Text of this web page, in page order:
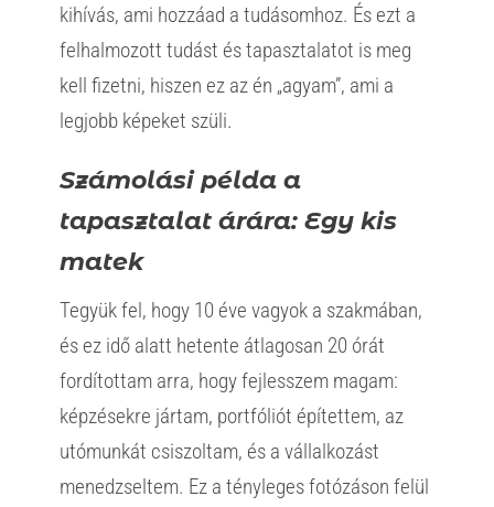
kihívás, ami hozzáad a tudásomhoz. És ezt a
felhalmozott tudást és tapasztalatot is meg
kell fizetni, hiszen ez az én „agyam”, ami a
legjobb képeket szüli.
Számolási példa a
tapasztalat árára: Egy kis
matek
Tegyük fel, hogy 10 éve vagyok a szakmában,
és ez idő alatt hetente átlagosan 20 órát
fordítottam arra, hogy fejlesszem magam:
képzésekre jártam, portfóliót építettem, az
utómunkát csiszoltam, és a vállalkozást
menedzseltem. Ez a tényleges fotózáson felül